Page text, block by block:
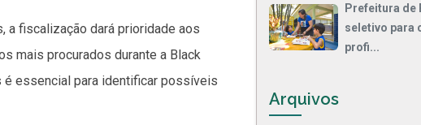
a fiscalização dará prioridade aos
mais procurados durante a Black
é essencial para identificar possíveis
Prefeitura de
seletivo para
profi...
Arquivos